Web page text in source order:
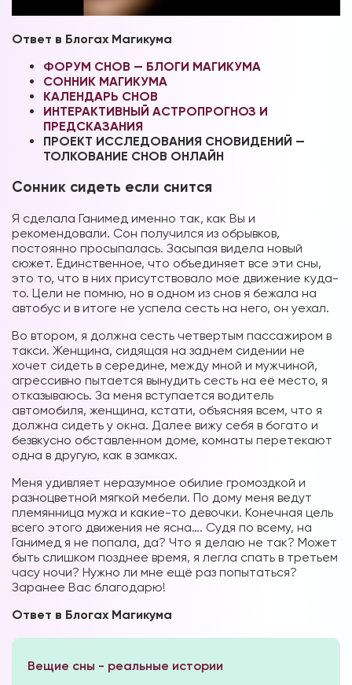
Ответ в Блогах Магикума
ФОРУМ СНОВ — БЛОГИ МАГИКУМА
СОННИК МАГИКУМА
КАЛЕНДАРЬ СНОВ
ИНТЕРАКТИВНЫЙ АСТРОПРОГНОЗ И
ПРЕДСКАЗАНИЯ
ПРОЕКТ ИССЛЕДОВАНИЯ СНОВИДЕНИЙ —
ТОЛКОВАНИЕ СНОВ ОНЛАЙН
Сонник сидеть если снится
Я сделала Ганимед именно так, как Вы и
рекомендовали. Сон получился из обрывков,
постоянно просыпалась. Засыпая видела новый
сюжет. Единственное, что объединяет все эти сны,
это то, что в них присутствовало мое движение куда-
то. Цели не помню, но в одном из снов я бежала на
автобус и в итоге не успела сесть на него, он уехал.
Во втором, я должна сесть четвертым пассажиром в
такси. Женщина, сидящая на заднем сидении не
хочет сидеть в середине, между мной и мужчиной,
агрессивно пытается вынудить сесть на её место, я
отказываюсь. За меня вступается водитель
автомобиля, женщина, кстати, объясняя всем, что я
должна сидеть у окна. Далее вижу себя в богато и
безвкусно обставленном доме, комнаты перетекают
одна в другую, как в замках.
Меня удивляет неразумное обилие громоздкой и
разноцветной мягкой мебели. По дому меня ведут
племянница мужа и какие-то девочки. Конечная цель
всего этого движения не ясна…. Судя по всему, на
Ганимед я не попала, да? Что я делаю не так? Может
быть слишком позднее время, я легла спать в третьем
часу ночи? Нужно ли мне ещё раз попытаться?
Заранее Вас благодарю!
Ответ в Блогах Магикума
Вещие сны - реальные истории